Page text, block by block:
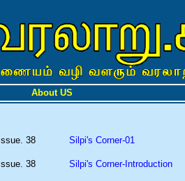
About US
Issue. 38 Silpi's Corner-01
Issue. 38 Silpi's Corner-Introduction